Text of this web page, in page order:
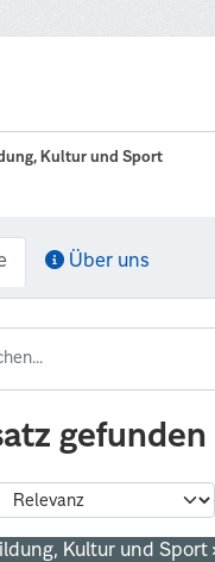
Kultur und Sport
Über uns
gefunden
Kultur und Sport